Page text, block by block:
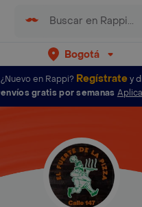
Bogotá
¿Nuevo en Rappi? Regístratey
envíos gratis por semanas